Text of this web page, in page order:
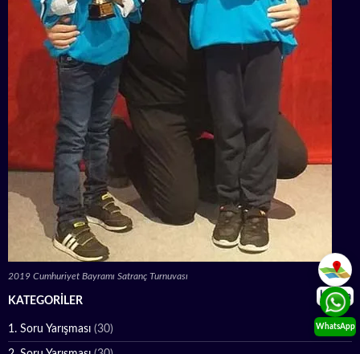
İletişim
WhatsApp
2019 Cumhuriyet Bayramı Satranç Turnuvası
KATEGORILER
1. Soru Yarışması (30)